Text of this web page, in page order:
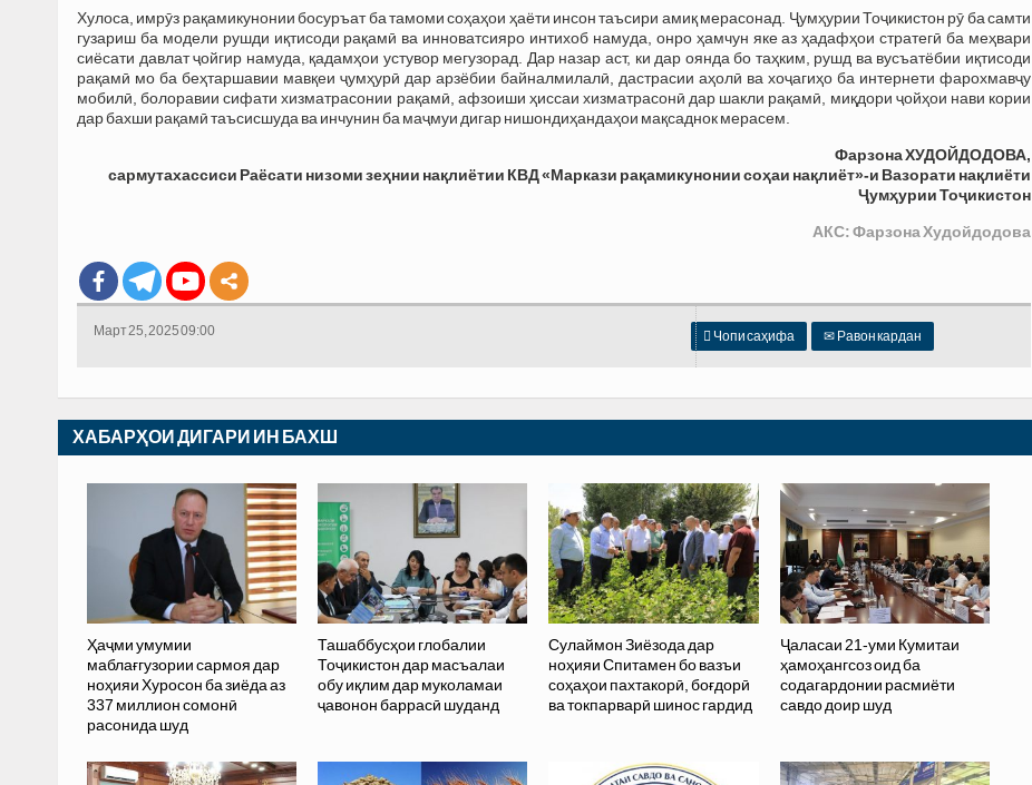
Хулоса, имрӯз рақамикунонии босуръат ба тамоми соҳаҳои ҳаёти инсон таъсири амиқ мерасонад. Ҷумҳурии Тоҷикистон рӯ ба самти
гузариш ба модели рушди иқтисоди рақамӣ ва инноватсияро интихоб намуда, онро ҳамчун яке аз ҳадафҳои стратегӣ ба меҳвари
сиёсати давлат ҷойгир намуда, қадамҳои устувор мегузорад. Дар назар аст, ки дар оянда бо таҳким, рушд ва вусъатёбии иқтисоди
рақамӣ мо ба беҳтаршавии мавқеи ҷумҳурӣ дар арзёбии байналмилалӣ, дастрасии аҳолӣ ва хоҷагиҳо ба интернети фарохмавҷу
мобилӣ, болоравии сифати хизматрасонии рақамӣ, афзоиши ҳиссаи хизматрасонӣ дар шакли рақамӣ, миқдори ҷойҳои нави кории
дар бахши рақамӣ таъсисшуда ва инчунин ба маҷмуи дигар нишондиҳандаҳои мақсаднок мерасем.
Фарзона ХУДОЙДОДОВА,
сармутахассиси Раёсати низоми зеҳнии нақлиётии КВД«Маркази рақамикунонии соҳаи нақлиёт»-и Вазорати нақлиёти
Ҷумҳурии Тоҷикистон
АКС: Фарзона Худойдодова
 Чопи саҳифа ✉ Равон кардан
Март 25, 2025 09:00
ХАБАРҲОИ ДИГАРИ ИН БАХШ
Ҳаҷми умумии
маблағгузории сармоя дар
ноҳияи Хуросон ба зиёда аз
337 миллион сомонӣ
расонида шуд
Ташаббусҳои глобалии
Тоҷикистон дар масъалаи
обу иқлим дар муколамаи
ҷавонон баррасӣ шуданд
Сулаймон Зиёзода дар
ноҳияи Спитамен бо вазъи
соҳаҳои пахтакорӣ, боғдорӣ
ва токпарварӣ шинос гардид
Ҷаласаи 21-уми Кумитаи
ҳамоҳангсоз оид ба
содагардонии расмиёти
савдо доир шуд